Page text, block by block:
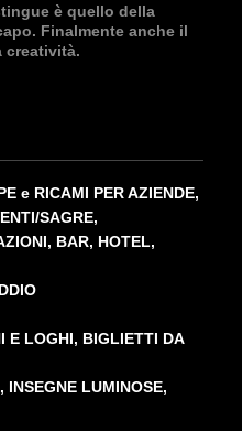
è quello della
Finalmente anche il
creatività.
e RICAMI PER AZIENDE,
SAGRE,
BAR, HOTEL,
E LOGHI, BIGLIETTI DA
LUMINOSE,